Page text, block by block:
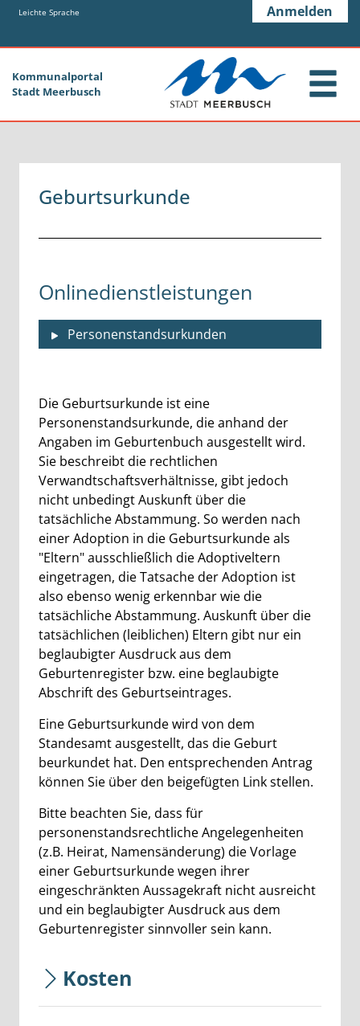
Zum Hauptinhalt springen
Zum Header
Zum Hauptinhalt
Zum Footer
Leichte Sprache Anmelden
Kommunalportal
Stadt Meerbusch
Geburtsurkunde
Onlinedienstleistungen
Personenstandsurkunden
Beschreibung
Die Geburtsurkunde ist eine
Personenstandsurkunde, die anhand der
Angaben im Geburtenbuch ausgestellt wird.
Sie beschreibt die rechtlichen
Verwandtschaftsverhältnisse, gibt jedoch
nicht unbedingt Auskunft über die
tatsächliche Abstammung. So werden nach
einer Adoption in die Geburtsurkunde als
"Eltern" ausschließlich die Adoptiveltern
eingetragen, die Tatsache der Adoption ist
also ebenso wenig erkennbar wie die
tatsächliche Abstammung. Auskunft über die
tatsächlichen (leiblichen) Eltern gibt nur ein
beglaubigter Ausdruck aus dem
Geburtenregister bzw. eine beglaubigte
Abschrift des Geburtseintrages.
Eine Geburtsurkunde wird von dem
Standesamt ausgestellt, das die Geburt
beurkundet hat. Den entsprechenden Antrag
können Sie über den beigefügten Link stellen.
Bitte beachten Sie, dass für
personenstandsrechtliche Angelegenheiten
(z.B. Heirat, Namensänderung) die Vorlage
einer Geburtsurkunde wegen ihrer
eingeschränkten Aussagekraft nicht ausreicht
und ein beglaubigter Ausdruck aus dem
Geburtenregister sinnvoller sein kann.
Kosten